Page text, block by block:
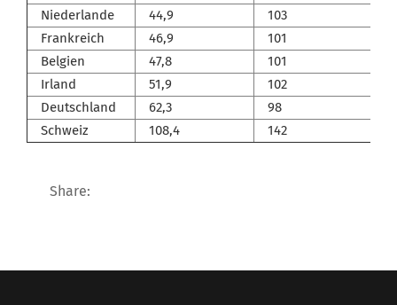
Niederlande 44,9 103
Frankreich
46,9 101
Belgien
47,8 101
Irland
51,9 102
Deutschland
62,3 98
Schweiz
108,4 142
Share: